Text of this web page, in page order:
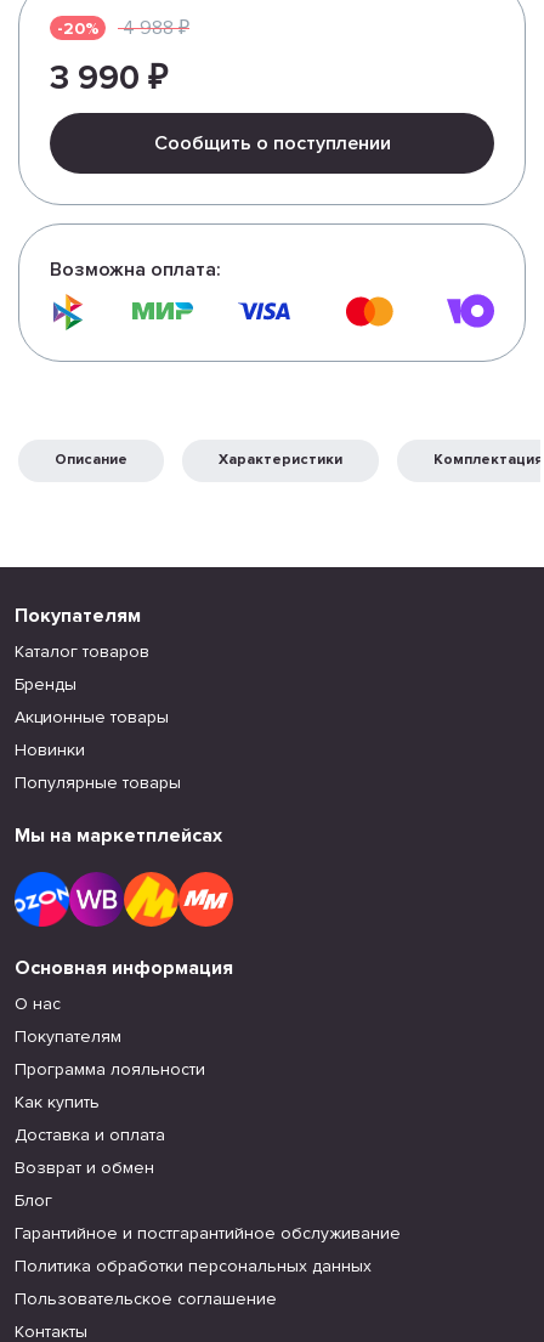
-20% 4 988 ₽
3 990 ₽
Сообщить о поступлении
Возможна оплата:
Описание Характеристики Комплектация
Покупателям
Каталог товаров
Бренды
Акционные товары
Новинки
Популярные товары
Мы на маркетплейсах
Основная информация
О нас
Покупателям
Программа лояльности
Как купить
Доставка и оплата
Возврат и обмен
Блог
Гарантийное и постгарантийное обслуживание
Политика обработки персональных данных
Пользовательское соглашение
Контакты